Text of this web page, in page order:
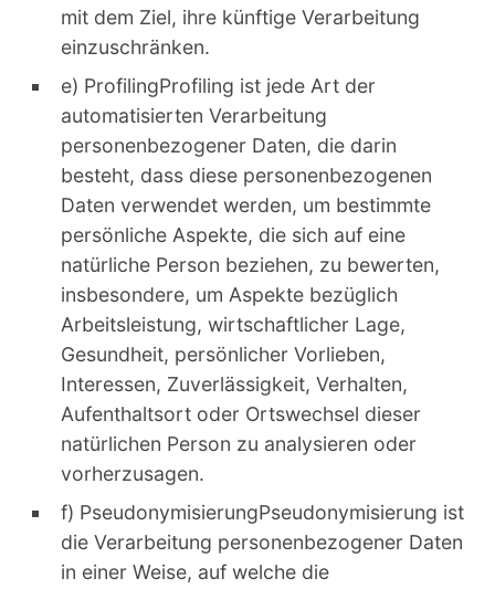
mit dem Ziel, ihre künftige Verarbeitung
einzuschränken.
e) ProfilingProfiling ist jede Art der
automatisierten Verarbeitung
personenbezogener Daten, die darin
besteht, dass diese personenbezogenen
Daten verwendet werden, um bestimmte
persönliche Aspekte, die sich auf eine
natürliche Person beziehen, zu bewerten,
insbesondere, um Aspekte bezüglich
Arbeitsleistung, wirtschaftlicher Lage,
Gesundheit, persönlicher Vorlieben,
Interessen, Zuverlässigkeit, Verhalten,
Aufenthaltsort oder Ortswechsel dieser
natürlichen Person zu analysieren oder
vorherzusagen.
f) PseudonymisierungPseudonymisierung ist
die Verarbeitung personenbezogener Daten
in einer Weise, auf welche die